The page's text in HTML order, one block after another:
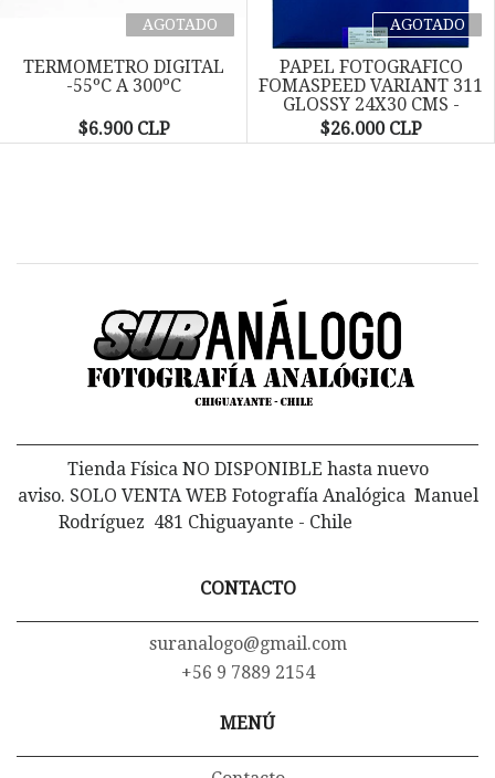
AGOTADO
TERMOMETRO DIGITAL
-55ºC A 300ºC
$6.900 CLP
AGOTADO
PAPEL FOTOGRAFICO
FOMASPEED VARIANT 311
GLOSSY 24X30 CMS -
PACK...
$26.000 CLP
Next
Tienda Física NO DISPONIBLE hasta nuevo
aviso. SOLO VENTA WEB Fotografía Analógica Manuel
Rodríguez 481 Chiguayante - Chile
CONTACTO
suranalogo@gmail.com
+56 9 7889 2154
MENÚ